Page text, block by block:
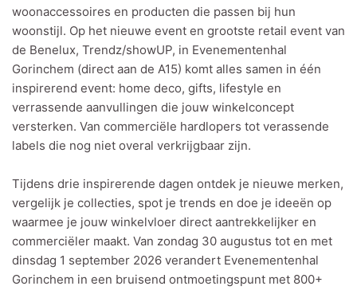
woonaccessoires en producten die passen bij hun
woonstijl. Op het nieuwe event en grootste retail event van
de Benelux, Trendz/showUP, in Evenementenhal
Gorinchem (direct aan de A15) komt alles samen in één
inspirerend event: home deco, gifts, lifestyle en
verrassende aanvullingen die jouw winkelconcept
versterken. Van commerciële hardlopers tot verassende
labels die nog niet overal verkrijgbaar zijn.
Tijdens drie inspirerende dagen ontdek je nieuwe merken,
vergelijk je collecties, spot je trends en doe je ideeën op
waarmee je jouw winkelvloer direct aantrekkelijker en
commerciëler maakt. Van zondag 30 augustus tot en met
dinsdag 1 september 2026 verandert Evenementenhal
Gorinchem in een bruisend ontmoetingspunt met 800+